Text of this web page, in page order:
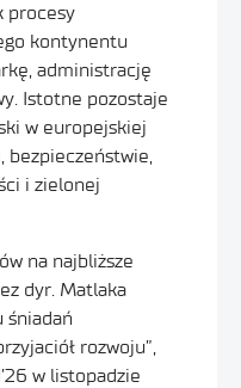
procesy
kontynentu
administrację
Istotne pozostaje
w europejskiej
bezpieczeństwie,
i zielonej
na najbliższe
dyr. Matlaka
śniadań
rozwoju”,
w listopadzie